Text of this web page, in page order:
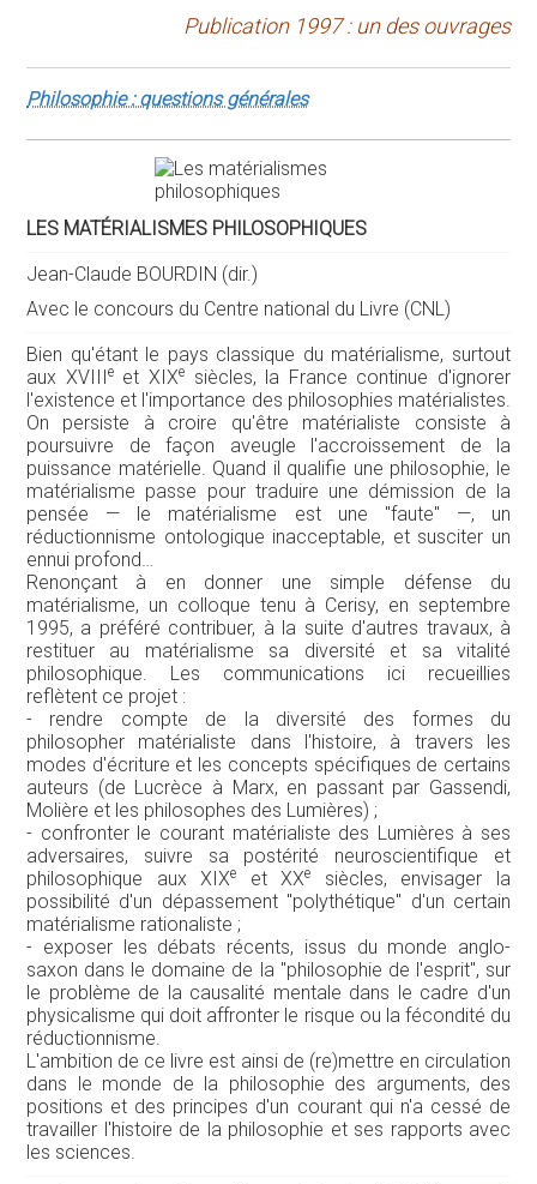
Publication 1997 : un des ouvrages
Philosophie : questions générales
LES MATÉRIALISMES PHILOSOPHIQUES
Jean-Claude BOURDIN (dir.)
Avec le concours du Centre national du Livre (CNL)
Bien qu'étant le pays classique du matérialisme, surtout
aux XVIIIeet XIXesiècles, la France continue d'ignorer
l'existence et l'importance des philosophies matérialistes.
On persiste à croire qu'être matérialiste consiste à
poursuivre de façon aveugle l'accroissement de la
puissance matérielle. Quand il qualifie une philosophie, le
matérialisme passe pour traduire une démission de la
pensée — le matérialisme est une "faute" —, un
réductionnisme ontologique inacceptable, et susciter un
ennui profond…
Renonçant à en donner une simple défense du
matérialisme, un colloque tenu à Cerisy, en septembre
1995, a préféré contribuer, à la suite d'autres travaux, à
restituer au matérialisme sa diversité et sa vitalité
philosophique. Les communications ici recueillies
reflètent ce projet :
- rendre compte de la diversité des formes du
philosopher matérialiste dans l'histoire, à travers les
modes d'écriture et les concepts spécifiques de certains
auteurs (de Lucrèce à Marx, en passant par Gassendi,
Molière et les philosophes des Lumières) ;
- confronter le courant matérialiste des Lumières à ses
adversaires, suivre sa postérité neuroscientifique et
philosophique aux XIXe et XXe
siècles, envisager la
possibilité d'un dépassement "polythétique" d'un certain
matérialisme rationaliste ;
- exposer les débats récents, issus du monde anglo-
saxon dans le domaine de la "philosophie de l'esprit", sur
le problème de la causalité mentale dans le cadre d'un
physicalisme qui doit affronter le risque ou la fécondité du
réductionnisme.
L'ambition de ce livre est ainsi de (re)mettre en circulation
dans le monde de la philosophie des arguments, des
positions et des principes d'un courant qui n'a cessé de
travailler l'histoire de la philosophie et ses rapports avec
les sciences.